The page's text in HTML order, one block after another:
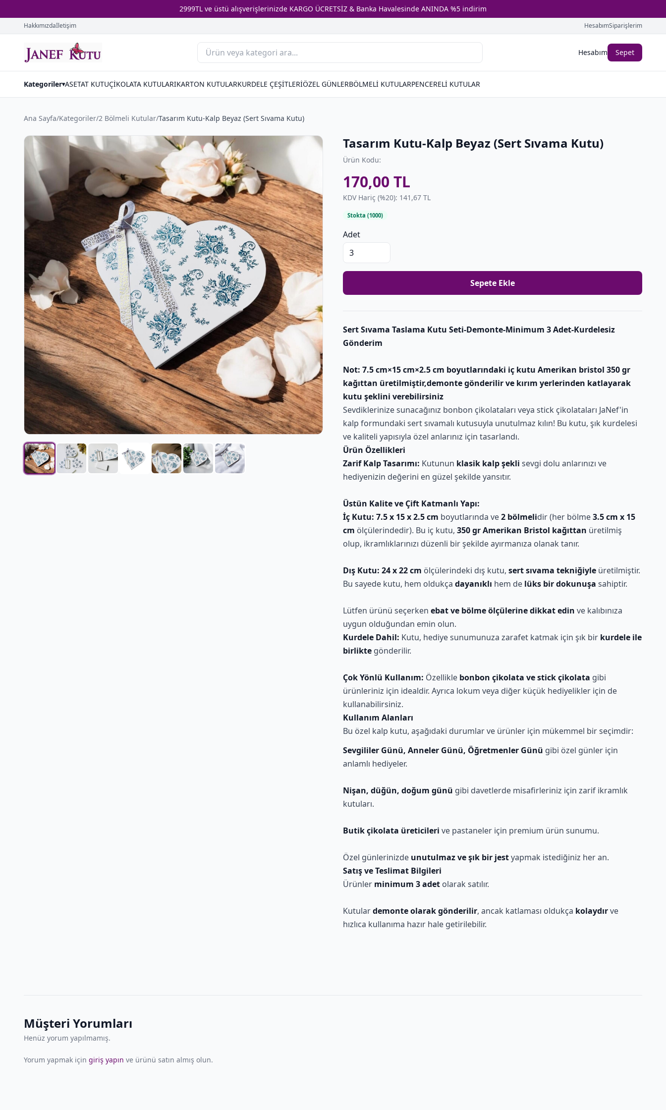
2999TL ve üstü alışverişlerinizde KARGO ÜCRETSİZ & Banka Havalesinde ANINDA %5 indirim
Hakkımızdaİletişim HesabımSiparişlerim
Hesabım Sepet
Kategoriler▾ASETAT KUTUÇİKOLATA KUTULARIKARTON KUTULARKURDELE ÇEŞİTLERİÖZEL GÜNLERBÖLMELİ KUTULARPENCERELİ KUTULAR
Ana Sayfa/Kategoriler/2 Bölmeli Kutular/Tasarım Kutu-Kalp Beyaz (Sert Sıvama Kutu)
Tasarım Kutu-Kalp Beyaz (Sert Sıvama Kutu)
Ürün Kodu:
170,00 TL
KDV Hariç (%20): 141,67 TL
Stokta (1000)
Adet
Sepete Ekle
Sert Sıvama Taslama Kutu Seti-Demonte-Minimum 3 Adet-Kurdelesiz
Gönderim
Not: 7.5 cm×15 cm×2.5 cm boyutlarındaki iç kutu Amerikan bristol 350 gr
kağıttan üretilmiştir,demonte gönderilir ve kırım yerlerinden katlayarak
kutu şeklini verebilirsiniz
Sevdiklerinize sunacağınız bonbon çikolataları veya stick çikolataları JaNef'in
kalp formundaki sert sıvamalı kutusuyla unutulmaz kılın! Bu kutu, şık kurdelesi
ve kaliteli yapısıyla özel anlarınız için tasarlandı.
Ürün Özellikleri
Zarif Kalp Tasarımı: Kutunun klasik kalp şekli sevgi dolu anlarınızı ve
hediyenizin değerini en güzel şekilde yansıtır.
Üstün Kalite ve Çift Katmanlı Yapı:
İç Kutu: 7.5 x 15 x 2.5 cm boyutlarında ve2 bölmelidir (her bölme3.5 cm x 15
cm ölçülerindedir). Bu iç kutu, 350 gr Amerikan Bristol kağıttan üretilmiş
olup, ikramlıklarınızı düzenli bir şekilde ayırmanıza olanak tanır.
Dış Kutu: 24 x 22 cm ölçülerindeki dış kutu, sert sıvama tekniğiyle üretilmiştir.
Bu sayede kutu, hem oldukça dayanıklı hem de lüks bir dokunuşa sahiptir.
Lütfen ürünü seçerken ebat ve bölme ölçülerine dikkat edin ve kalıbınıza
uygun olduğundan emin olun.
Kurdele Dahil: Kutu, hediye sunumunuza zarafet katmak için şık bir kurdele ile
birlikte gönderilir.
Çok Yönlü Kullanım: Özellikle bonbon çikolata ve stick çikolata gibi
ürünleriniz için idealdir. Ayrıca lokum veya diğer küçük hediyelikler için de
kullanabilirsiniz.
Kullanım Alanları
Bu özel kalp kutu, aşağıdaki durumlar ve ürünler için mükemmel bir seçimdir:
Sevgililer Günü, Anneler Günü, Öğretmenler Günü gibi özel günler için
anlamlı hediyeler.
Nişan, düğün, doğum günü gibi davetlerde misafirleriniz için zarif ikramlık
kutuları.
Butik çikolata üreticileri ve pastaneler için premium ürün sunumu.
Özel günlerinizde unutulmaz ve şık bir jestyapmak istediğiniz her an.
Satış ve Teslimat Bilgileri
Ürünler minimum 3 adet olarak satılır.
Kutulardemonte olarak gönderilir, ancak katlaması oldukça kolaydırve
hızlıca kullanıma hazır hale getirilebilir.
Müşteri Yorumları
Henüz yorum yapılmamış.
Yorum yapmak için giriş yapın ve ürünü satın almış olun.